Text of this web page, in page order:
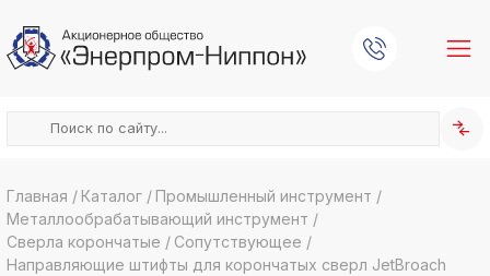
k
ksldkfjsdlfkjsls;ldfkgjsdl;kfkфыва
k
Главная / Каталог / Промышленный инструмент /
Металлообрабатывающий инструмент /
Сверла корончатые / Сопутствующее /
Направляющие штифты для корончатых сверл JetBroach